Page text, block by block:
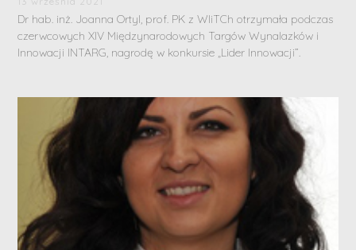
Dr hab. inż. Joanna Ortyl, prof. PK z WIiTCh otrzymała podczas
czerwcowych XIV Międzynarodowych Targów Wynalazków i
Innowacji INTARG, nagrodę w konkursie „Lider Innowacji”.